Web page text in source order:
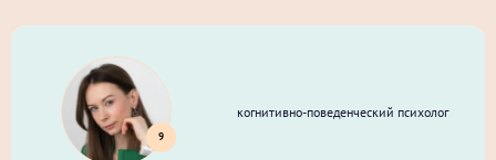
9
когнитивно-поведенческий психолог